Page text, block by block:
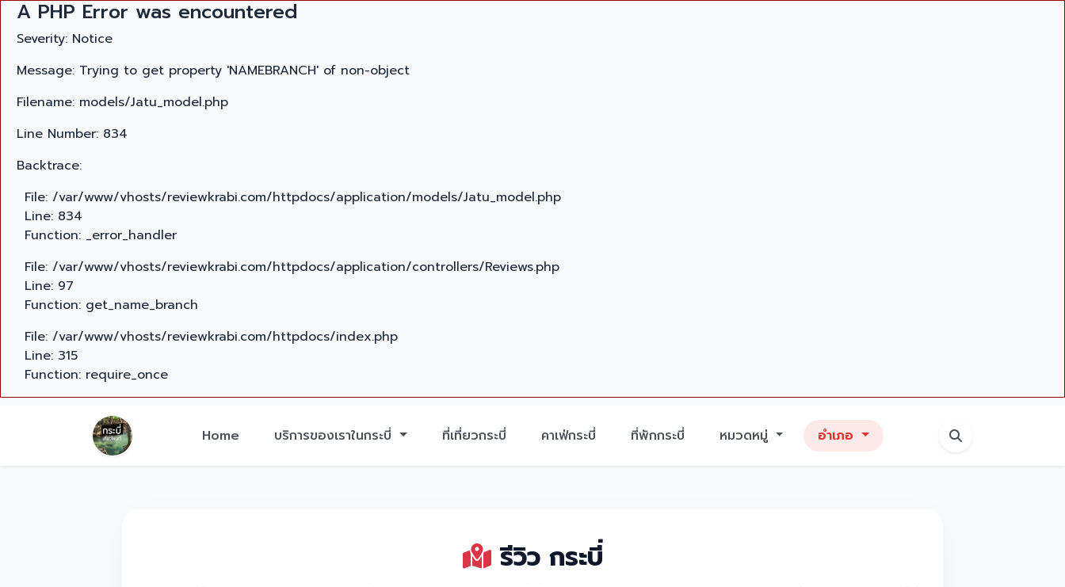
A PHP Error was encountered
Severity: Notice
Message: Trying to get property 'NAMEBRANCH' of non-object
Filename: models/Jatu_model.php
Line Number: 834
Backtrace:
File: /var/www/vhosts/reviewkrabi.com/httpdocs/application/models/Jatu_model.php
Line: 834
Function: _error_handler
File: /var/www/vhosts/reviewkrabi.com/httpdocs/application/controllers/Reviews.php
Line: 97
Function: get_name_branch
File: /var/www/vhosts/reviewkrabi.com/httpdocs/index.php
Line: 315
Function: require_once
Home บริการของเราในกระบี่ ที่เที่ยวกระบี่ คาเฟ่กระบี่ ที่พักกระบี่ หมวดหมู่ อำเภอ
รีวิว กระบี่